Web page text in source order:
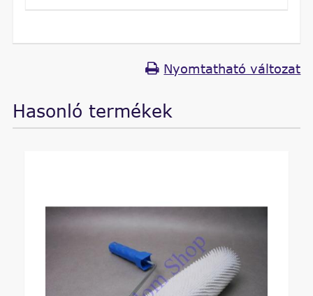
Nyomtatható változat
Hasonló termékek